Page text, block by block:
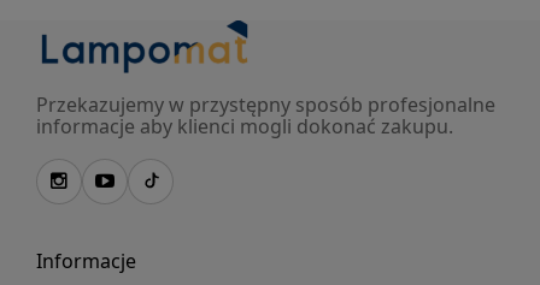
Przekazujemy w przystępny sposób profesjonalne
informacje aby klienci mogli dokonać zakupu.
Informacje